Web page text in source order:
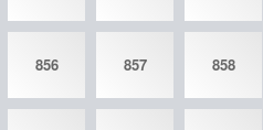
856 857 858